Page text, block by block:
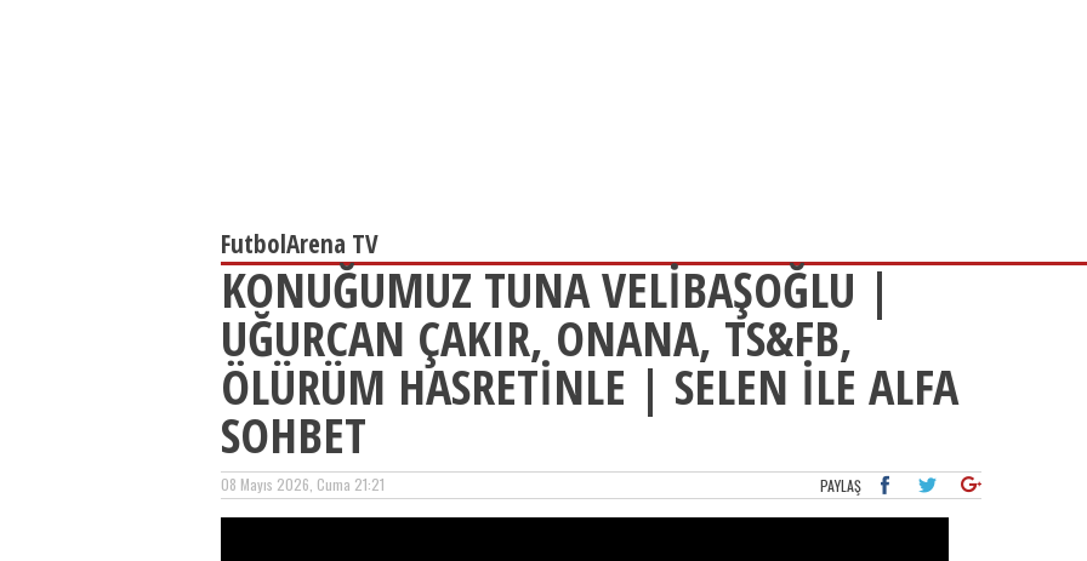
FutbolArena TV
KONUĞUMUZ TUNA VELİBAŞOĞLU |
UĞURCAN ÇAKIR, ONANA, TS&FB,
ÖLÜRÜM HASRETİNLE | SELEN İLE ALFA
SOHBET
08 Mayıs 2026, Cuma 21:21 PAYLAŞ